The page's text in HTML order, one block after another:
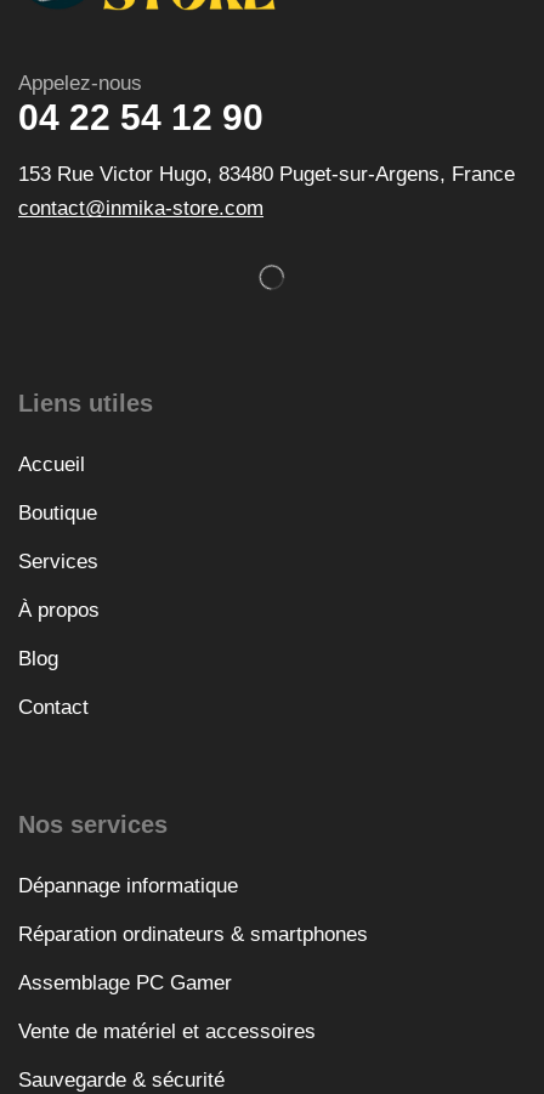
Appelez-nous
04 22 54 12 90
153 Rue Victor Hugo, 83480 Puget-sur-Argens, France
contact@inmika-store.com
Liens utiles
Accueil
Boutique
Services
À propos
Blog
Contact
Nos services
Dépannage informatique
Réparation ordinateurs & smartphones
Assemblage PC Gamer
Vente de matériel et accessoires
Sauvegarde & sécurité